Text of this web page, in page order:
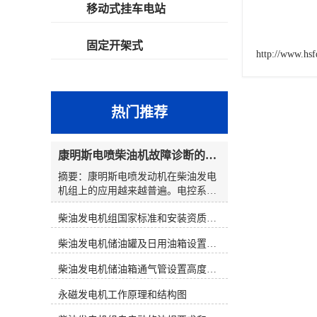
http://
移动式挂车电站
固定开架式
热门推荐
康明斯电喷柴油机故障诊断的解决思路
摘要：康明斯电喷发动机在柴油发电
机组上的应用越来越普遍。电控系统
在提高柴油发电机组性能的同时，也
使发动机的故障诊断变得复杂起来。
码，大多数都能判明故障可能发生的
原因和部位。然而，在对发电机组维
修时，若仅仅靠故障代码寻找故障，
往往会出现判断上的失误。因此，在
对电控发电机组进行维修时应综合分
柴油发电机组国家标准和安装资质要求
柴油发电机储油罐及日用油箱设置要求
柴油发电机储油箱通气管设置高度和做法
永磁发电机工作原理和结构图